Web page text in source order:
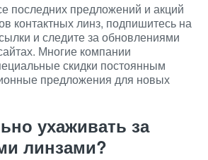
последних предложений и акций
контактных линз, подпишитесь на
и следите за обновлениями
Многие компании
скидки постоянным
предложения для новых
ухаживать за
линзами?